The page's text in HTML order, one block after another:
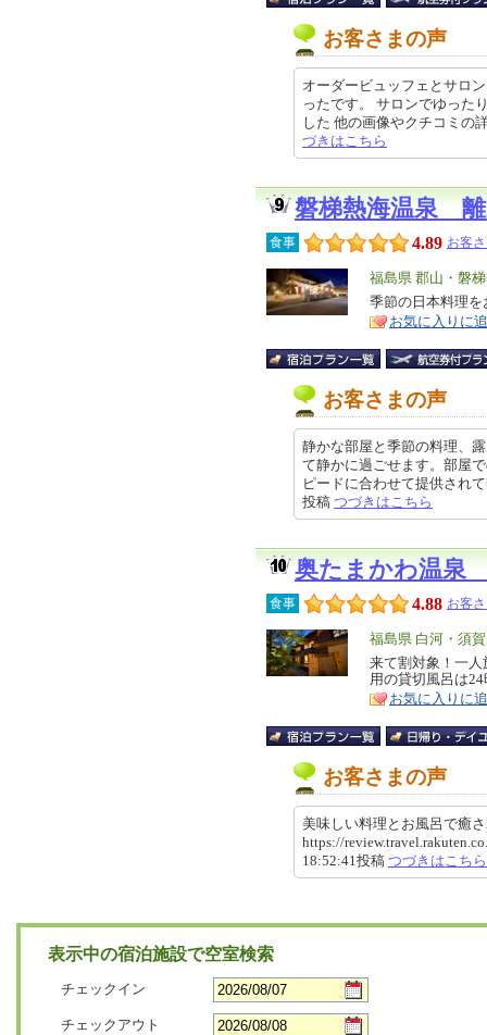
お客さまの声
オーダービュッフェとサロ
ったです。 サロンでゆった
した 他の画像やクチコミ
づきはこちら
磐梯熱海温泉
食事 4.89 お客
エ
リ
ア
福島県 郡山・磐
特
徴
季節の日本料理
お気に入りに
お客さまの声
静かな部屋と季節の料理、
て静かに過ごせます。部屋
ピードに合わせて提供され
投稿 つづきはこちら
奥たまかわ温泉
食事 4.88 お客
エ
リ
ア
福島県 白河・須
特
徴
来て割対象！一
用の貸切風呂は
お気に入りに
お客さまの声
美味しい料理とお風呂で癒
https://
18:52:41投稿 つづきはこちら
表示中の宿泊施設で空室検索
チェックイン
チェックアウト